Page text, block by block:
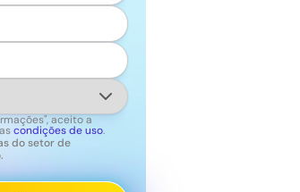
aceito a
condições de uso.
do setor de